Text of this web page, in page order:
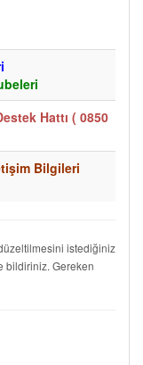
Hattı ( 0850
Bilgileri
istediğiniz
bildiriniz. Gereken